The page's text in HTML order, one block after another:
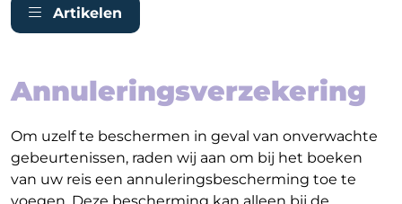
Artikelen
Annuleringsverzekering
Om uzelf te beschermen in geval van onverwachte
gebeurtenissen, raden wij aan om bij het boeken
van uw reis een annuleringsbescherming toe te